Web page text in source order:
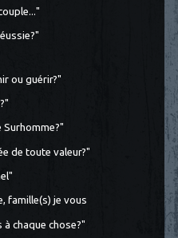
ou guérir?"
de toute valeur?"
famille(s) je vous
chaque chose?"